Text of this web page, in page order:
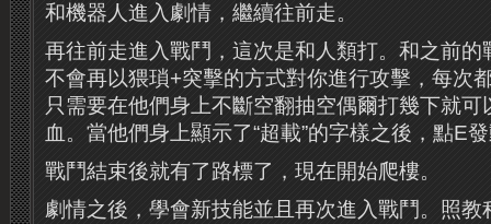
和機器人進入劇情，繼續往前走。
再往前走進入戰鬥，這次是和人類打。和之前的
不會再以猥瑣+突擊的方式對你進行攻擊，每次
只需要在他們身上不斷空翻抽空偶爾打幾下就
血。當他們身上顯示了“超載”的字樣之後，點E
戰鬥結束後就有了路標了，現在開始爬樓。
劇情之後，學會新技能並且再次進入戰鬥。照